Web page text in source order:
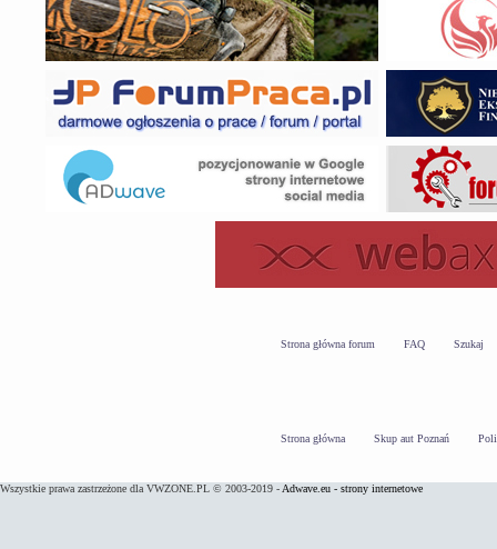
Strona główna forum FAQ Szukaj
Strona główna Skup aut Poznań
Wszystkie prawa zastrzeżone dla VWZONE.PL © 2003-2019 - Adwave.eu - strony internetowe